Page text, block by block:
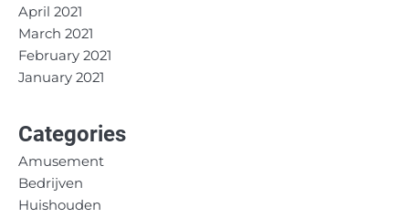
April 2021
March 2021
February 2021
January 2021
Categories
Amusement
Bedrijven
Huishouden